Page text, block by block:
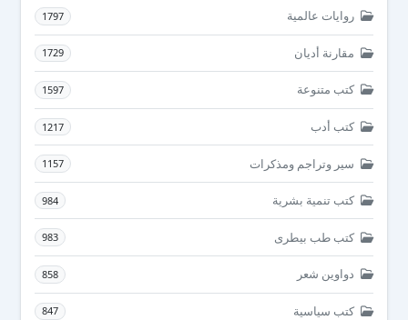
روايات عالمية 1797
مقارنة أديان 1729
كتب متنوعة 1597
كتب أدب 1217
سير وتراجم ومذكرات 1157
كتب تنمية بشرية 984
كتب طب بيطرى 983
دواوين شعر 858
كتب سياسية 847